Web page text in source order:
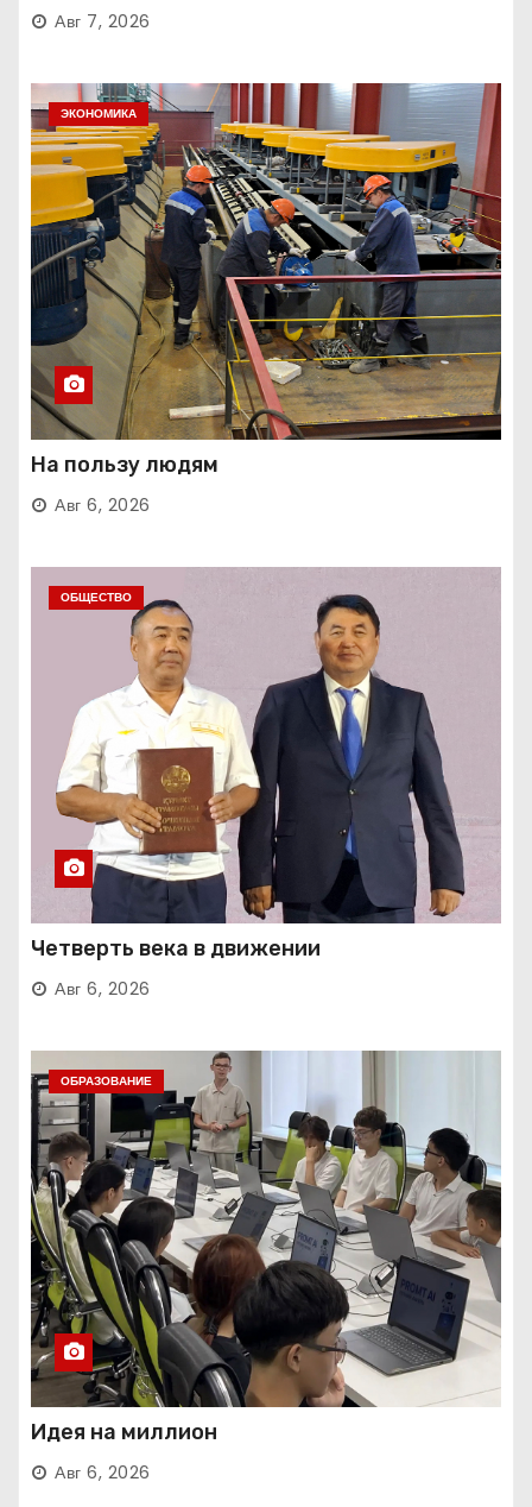
Авг 7, 2026
ЭКОНОМИКА
На пользу людям
Авг 6, 2026
ОБЩЕСТВО
Четверть века в движении
Авг 6, 2026
ОБРАЗОВАНИЕ
Идея на миллион
Авг 6, 2026